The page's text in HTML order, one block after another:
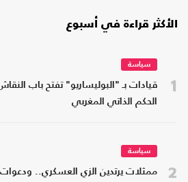
الأكثر قراءة في أسبوع
1
سياسة
قيادات بـ "البوليساريو" تفتح باب
الحكم الذاتي المغربي
2
سياسة
ممثلات يرتدين الزي العسكري..